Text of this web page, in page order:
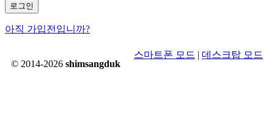
로그인
아직 가입전입니까?
© 2014-2026 shimsangduk
스마트폰 모드 | 데스크탑 모드